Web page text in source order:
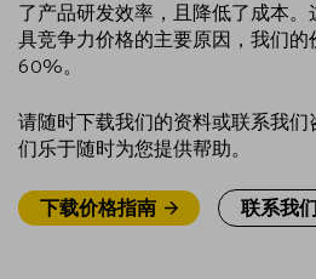
了产品研发效率，且降低了成本。
具竞争力价格的主要原因，我们
60%。
请随时下载我们的资料或联系我
们乐于随时为您提供帮助。
下载价格指南 联系我们